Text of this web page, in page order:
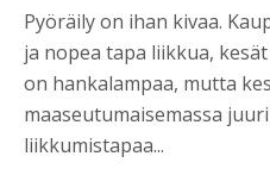
Pyöräily on ihan kivaa.
ja nopea tapa liikkua,
on hankalampaa, mutta
maaseutumaisemassa
liikkumistapaa...